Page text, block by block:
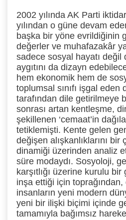
2002 yılında AK Parti
yılından o güne devam
başka bir yöne evrildiğinin
değerler ve muhafazakâr
sadece sosyal hayatı değil
aygıtını da dizayn
hem ekonomik hem de
toplumsal sınıfı işgal
tarafından dile getirilmeye
sonrası artan kentleşme,
şekillenen ‘cemaat’in
tetiklemişti. Kente gelen
değişen alışkanlıklarını bir
dinamiği üzerinden analiz
süre modaydı. Sosyoloji,
karşıtlığı üzerine kurulu
inşa ettiği için
insanların yeni modern
yeni bir ilişki biçimi içinde
tamamıyla bağımsız